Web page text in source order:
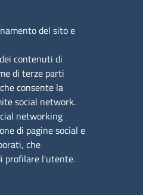
elettroniche
del sito e
contenuti di
di terze parti
consente la
social network.
networking
di pagine social e
che
profilare l'utente.